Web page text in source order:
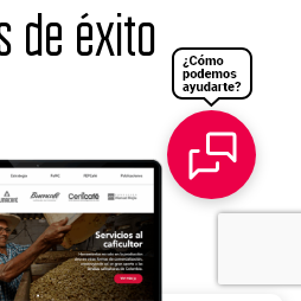
de éxito